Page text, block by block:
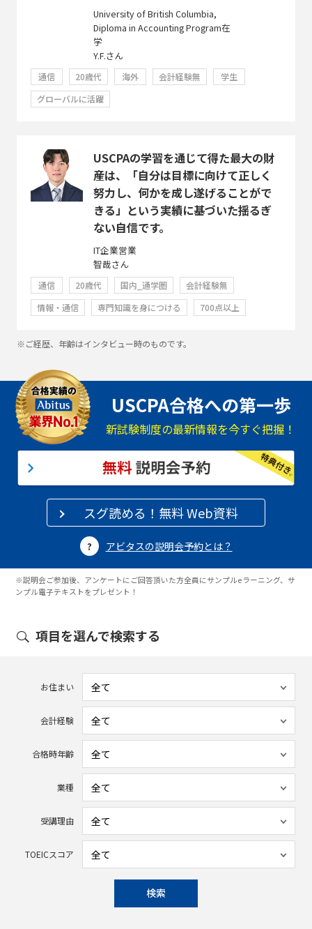
University of British Columbia,
Diploma in Accounting Program在
学
Y.F.さん
通信 20歳代 海外 会計経験無
学生
グローバルに活躍
USCPAの学習を通じて得た最大の財
産は、「自分は目標に向けて正しく
努力し、何かを成し遂げることがで
きる」という実績に基づいた揺るぎ
ない自信です。
IT企業営業
智哉さん
通信 20歳代 国内_通学圏
会計経験無
情報・通信
専門知識を身につける 700点以上
※ご経歴、年齢はインタビュー時のものです。
USCPA合格への第一歩
新試験制度の最新情報を今すぐ把握！
スグ読める！無料 Web資料
アビタスの説明会予約とは？
※説明会ご参加後、アンケートにご回答頂いた方全員にサンプルeラーニング、サ
ンプル電子テキストをプレゼント！
項目を選んで検索する
お住まい
会計経験
合格時年齢
業種
受講理由
TOEICスコア
検索